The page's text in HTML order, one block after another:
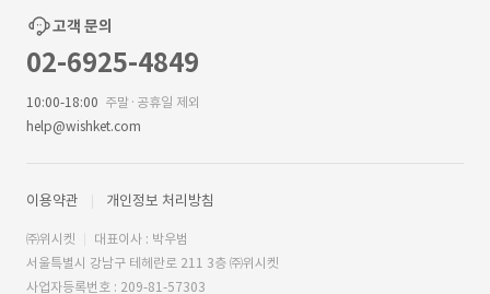
고객 문의
02-6925-4849
10:00-18:00 주말·공휴일 제외
help@wishket.com
이용약관 개인정보 처리방침
㈜위시켓
대표이사 : 박우범
서울특별시 강남구 테헤란로 211 3층 ㈜위시켓
사업자등록번호 : 209-81-57303